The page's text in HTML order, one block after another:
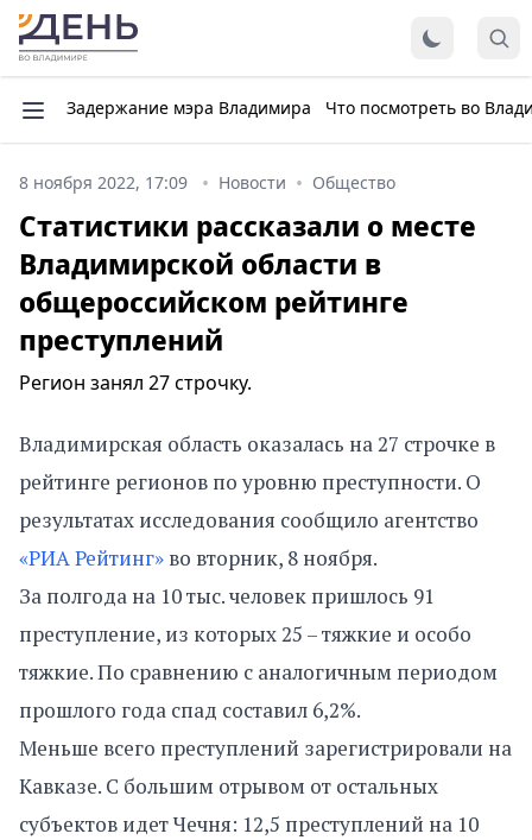
Задержание мэра Владимира Что посмотреть во
8 ноября 2022, 17:09 Новости Общество
Статистики рассказали о месте
Владимирской области в
общероссийском рейтинге
преступлений
Регион занял 27 строчку.
Владимирская область оказалась на 27 строчке в
рейтинге регионов по уровню преступности. О
результатах исследования сообщило агентство
«РИА Рейтинг» во вторник, 8 ноября.
За полгода на 10 тыс. человек пришлось 91
преступление, из которых 25 – тяжкие и особо
тяжкие. По сравнению с аналогичным периодом
прошлого года спад составил 6,2%.
Меньше всего преступлений зарегистрировали на
Кавказе. С большим отрывом от остальных
субъектов идет Чечня: 12,5 преступлений на 10